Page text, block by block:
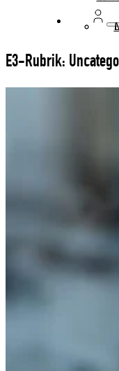
E3-Rubrik: